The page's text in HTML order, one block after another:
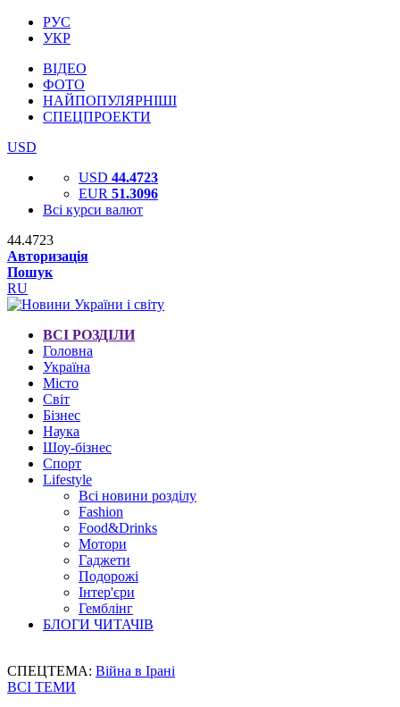
РУС
УКР
ВІДЕО
ФОТО
НАЙПОПУЛЯРНІШІ
СПЕЦПРОЕКТИ
USD
USD 44.4723
EUR 51.3096
Всі курси валют
44.4723
Авторизація
Пошук
RU
ВСІ РОЗДІЛИ
Головна
Україна
Місто
Світ
Бізнес
Наука
Шоу-бізнес
Спорт
Lifestyle
Всі новини розділу
Fashion
Food&Drinks
Мотори
Гаджети
Подорожі
Інтер'єри
Гемблінг
БЛОГИ ЧИТАЧІВ
СПЕЦТЕМА: Війна в Ірані
ВСІ ТЕМИ